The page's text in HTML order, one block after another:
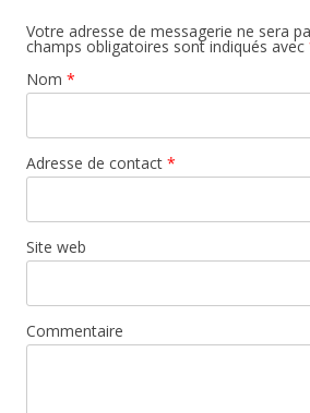
Votre adresse de messagerie ne sera
champs obligatoires sont indiqués avec
Nom *
Adresse de contact *
Site web
Commentaire